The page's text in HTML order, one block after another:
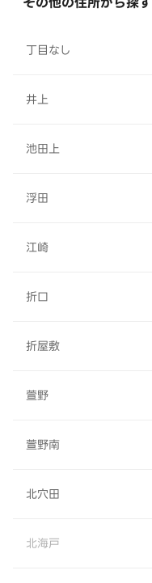
丁目なし
井上
池田上
浮田
江崎
折口
折屋敷
萱野
萱野南
北穴田
北海戸